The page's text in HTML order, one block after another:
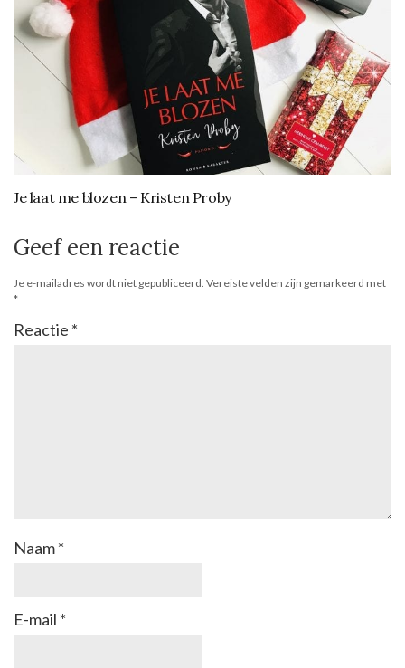
Je laat me blozen – Kristen Proby
Geef een reactie
Je e-mailadres wordt niet gepubliceerd. Vereiste velden zijn gemarkeerd met
*
Reactie *
Naam*
E-mail *